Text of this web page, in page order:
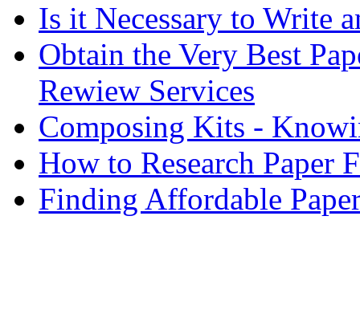
Is it Necessary to Write
Obtain the Very Best
Rewiew Services
Composing Kits -
How to Research Paper
Finding Affordable